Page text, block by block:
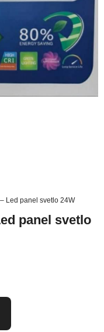
Led panel svetlo 24W
panel svetlo